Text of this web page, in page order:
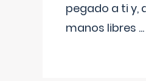
pegado a ti y,
manos libres ...